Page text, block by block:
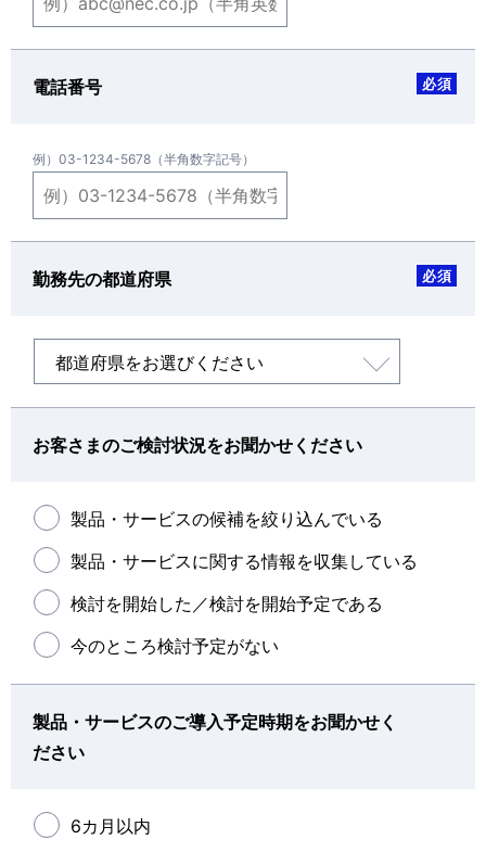
電話番号 必須
例）03-1234-5678（半角数字記号）
勤務先の都道府県 必須
お客さまのご検討状況をお聞かせください
製品・サービスの候補を絞り込んでいる
製品・サービスに関する情報を収集している
検討を開始した／検討を開始予定である
今のところ検討予定がない
製品・サービスのご導入予定時期をお聞かせく
ださい
6カ月以内